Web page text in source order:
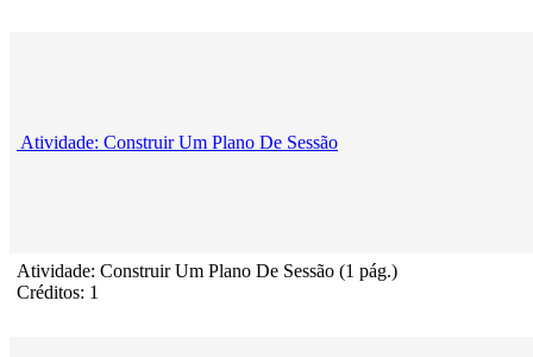
Atividade: Construir Um Plano De Sessão
Atividade: Construir Um Plano De Sessão (1 pág.)
Créditos: 1